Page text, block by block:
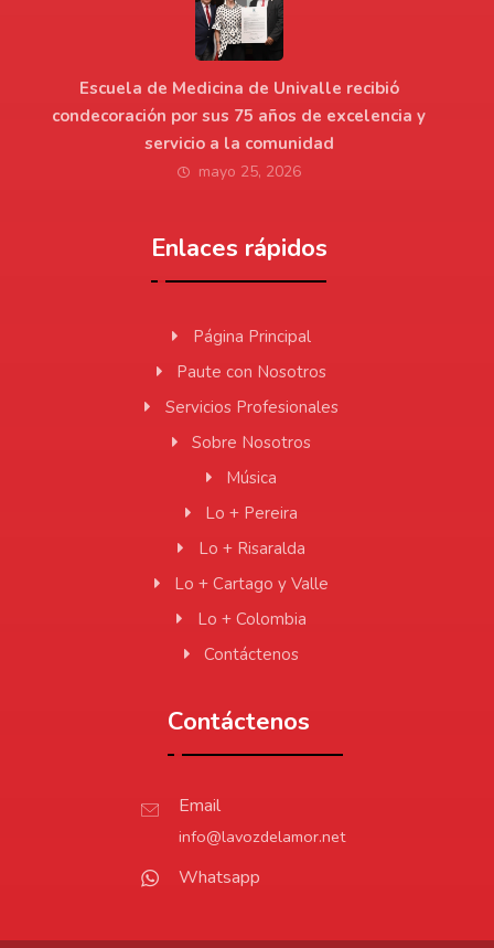
Escuela de Medicina de Univalle recibió
condecoración por sus 75 años de excelencia y
servicio a la comunidad
mayo 25, 2026
Enlaces rápidos
Página Principal
Paute con Nosotros
Servicios Profesionales
Sobre Nosotros
Música
Lo + Pereira
Lo + Risaralda
Lo + Cartago y Valle
Lo + Colombia
Contáctenos
Contáctenos
Email
info@lavozdelamor.net
Whatsapp